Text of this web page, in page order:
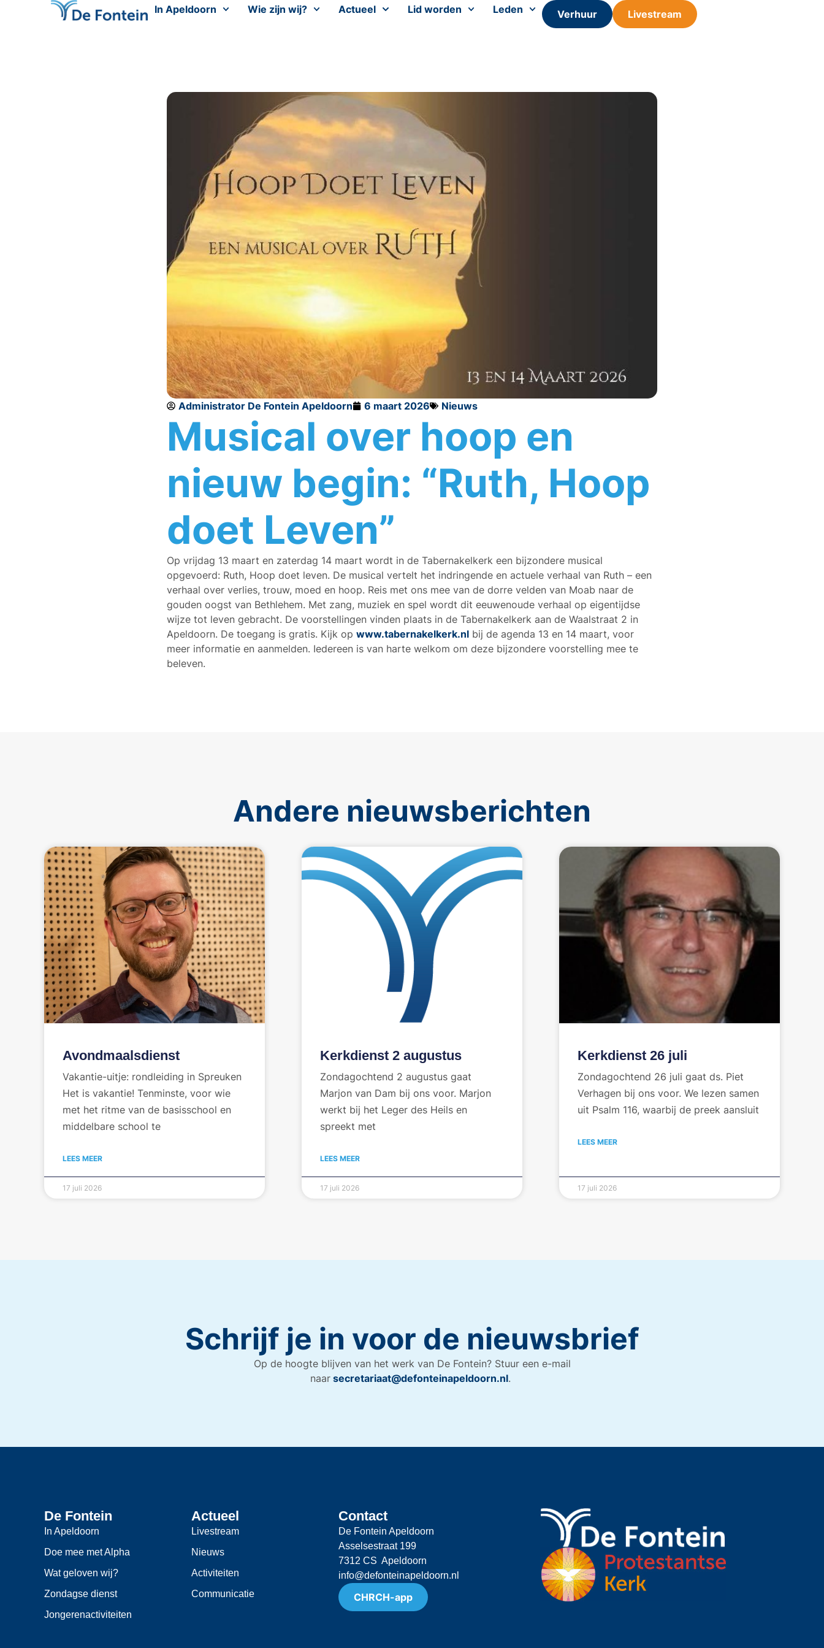
In Apeldoorn Wie zijn wij? Actueel Lid worden Leden Verhuur Livestream
Administrator De Fontein Apeldoorn 6 maart 2026 Nieuws
Musical over hoop en
nieuw begin: “Ruth, Hoop
doet Leven”
Op vrijdag 13 maart en zaterdag 14 maart wordt in de Tabernakelkerk een bijzondere musical
opgevoerd: Ruth, Hoop doet leven. De musical vertelt het indringende en actuele verhaal van Ruth – een
verhaal over verlies, trouw, moed en hoop. Reis met ons mee van de dorre velden van Moab naar de
gouden oogst van Bethlehem. Met zang, muziek en spel wordt dit eeuwenoude verhaal op eigentijdse
wijze tot leven gebracht. De voorstellingen vinden plaats in de Tabernakelkerk aan de Waalstraat 2 in
Apeldoorn. De toegang is gratis. Kijk op www.tabernakelkerk.nl bij de agenda 13 en 14 maart, voor
meer informatie en aanmelden. Iedereen is van harte welkom om deze bijzondere voorstelling mee te
beleven.
Andere nieuwsberichten
Avondmaalsdienst
Vakantie-uitje: rondleiding in Spreuken
Het is vakantie! Tenminste, voor wie
met het ritme van de basisschool en
middelbare school te
LEES MEER
17 juli 2026
Kerkdienst 2 augustus
Zondagochtend 2 augustus gaat
Marjon van Dam bij ons voor. Marjon
werkt bij het Leger des Heils en
spreekt met
LEES MEER
17 juli 2026
Kerkdienst 26 juli
Zondagochtend 26 juli gaat ds. Piet
Verhagen bij ons voor. We lezen samen
uit Psalm 116, waarbij de preek aansluit
LEES MEER
17 juli 2026
Schrijf je in voor de nieuwsbrief
Op de hoogte blijven van het werk van De Fontein? Stuur een e-mail
naar secretariaat@defonteinapeldoorn.nl.
De Fontein
In Apeldoorn
Doe mee met Alpha
Wat geloven wij?
Zondagse dienst
Jongerenactiviteiten
Actueel
Livestream
Nieuws
Activiteiten
Communicatie
Contact
De Fontein Apeldoorn
Asselsestraat 199
7312 CS Apeldoorn
info@defonteinapeldoorn.nl
CHRCH-app